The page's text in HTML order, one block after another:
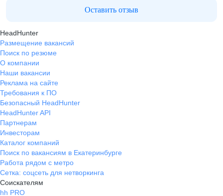
Оставить отзыв
HeadHunter
Размещение вакансий
Поиск по резюме
О компании
Наши вакансии
Реклама на сайте
Требования к ПО
Безопасный HeadHunter
HeadHunter API
Партнерам
Инвесторам
Каталог компаний
Поиск по вакансиям в Екатеринбурге
Работа рядом с метро
Сетка: соцсеть для нетворкинга
Соискателям
hh PRO